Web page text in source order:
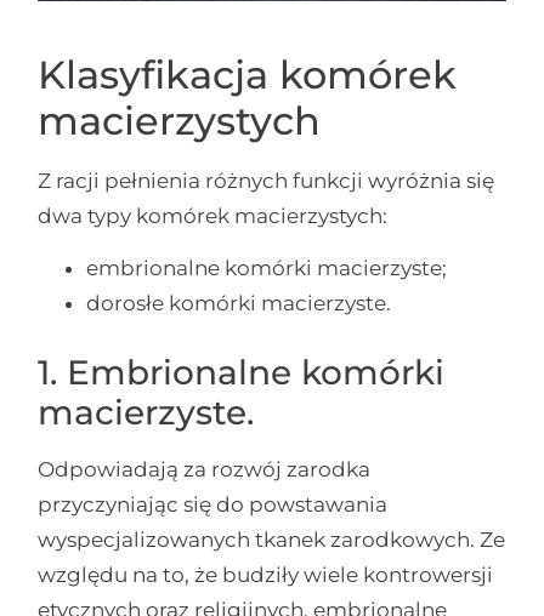
Klasyfikacja komórek
macierzystych
Z racji pełnienia różnych funkcji wyróżnia się
dwa typy komórek macierzystych:
embrionalne komórki macierzyste;
dorosłe komórki macierzyste.
1. Embrionalne komórki
macierzyste.
Odpowiadają za rozwój zarodka
przyczyniając się do powstawania
wyspecjalizowanych tkanek zarodkowych. Ze
względu na to, że budziły wiele kontrowersji
etycznych oraz religijnych, embrionalne